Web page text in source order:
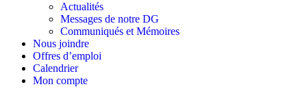
Actualités
Messages de notre DG
Communiqués et Mémoires
Nous joindre
Offres d’emploi
Calendrier
Mon compte